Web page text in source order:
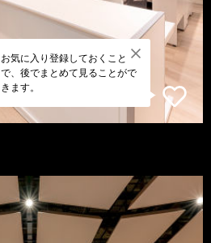
お気に入り登録しておくこと
で、後でまとめて見ることがで
きます。